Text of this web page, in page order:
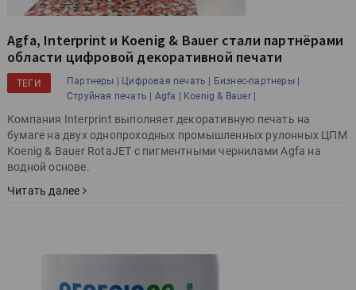
Agfa, Interprint и Koenig & Bauer стали партнёрами
области цифровой декоративной печати
ТЕГИ Партнеры | Цифровая печать | Бизнес-партнеры |
Струйная печать | Agfa | Koenig & Bauer |
Компания Interprint выполняет декоративную печать на
бумаге на двух однопроходных промышленных рулонных ЦПМ
Koenig & Bauer RotaJET с пигментными чернилами Agfa на
водной основе.
Читать далее